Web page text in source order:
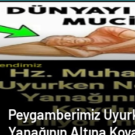
Peygamberimiz